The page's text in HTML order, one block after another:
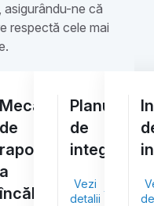
asigurându-ne că
respectă cele mai
Mecanismul
de
raportare
a
încălcărilor
Planul
de
integritate
Vezi
detalii